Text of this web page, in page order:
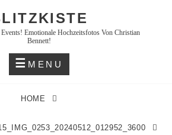
Emotionale Hochzeitsfotos Von Christian
Bennett!
MENU
HOME